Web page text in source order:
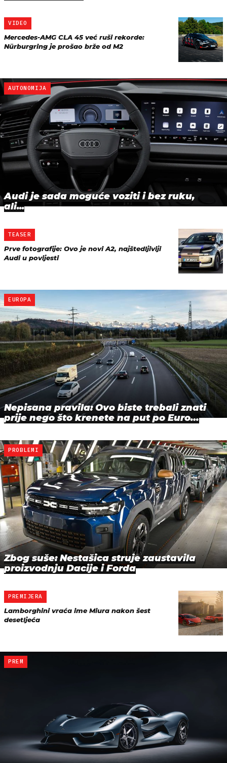
VIDEO
Mercedes-AMG CLA 45 već ruši rekorde:
Nürburgring je prošao brže od M2
AUTONOMIJA
Audi je sada moguće voziti i bez ruku,
ali...
TEASER
Prve fotografije: Ovo je novi A2, najštedljiviji
Audi u povijesti
EUROPA
Nepisana pravila: Ovo biste trebali znati
prije nego što krenete na put po Euro…
PROBLEMI
Zbog suše: Nestašica struje zaustavila
proizvodnju Dacije i Forda
PREMIJERA
Lamborghini vraća ime Miura nakon šest
desetljeća
PREM